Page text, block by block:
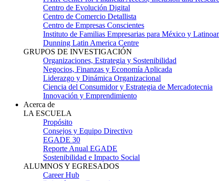
Centro de Evolución Digital
Centro de Comercio Detallista
Centro de Empresas Conscientes
Instituto de Familias Empresarias para México y
Dunning Latin America Centre
GRUPOS DE INVESTIGACIÓN
Organizaciones, Estrategia y Sostenibilidad
Negocios, Finanzas y Economía Aplicada
Liderazgo y Dinámica Organizacional
Ciencia del Consumidor y Estrategia de Mercadotecnia
Innovación y Emprendimiento
Acerca de
LA ESCUELA
Propósito
Consejos y Equipo Directivo
EGADE 30
Reporte Anual EGADE
Sostenibilidad e Impacto Social
ALUMNOS Y EGRESADOS
Career Hub